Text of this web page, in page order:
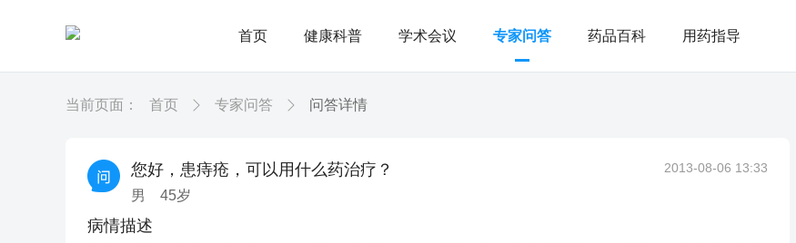
首页 健康科普 学术会议 专家问答 药品百科 用药指导
当前页面： 首页 专家问答 问答详情
您好，患痔疮，可以用什么药治疗？
男 45岁
2013-08-06 13:33
病情描述